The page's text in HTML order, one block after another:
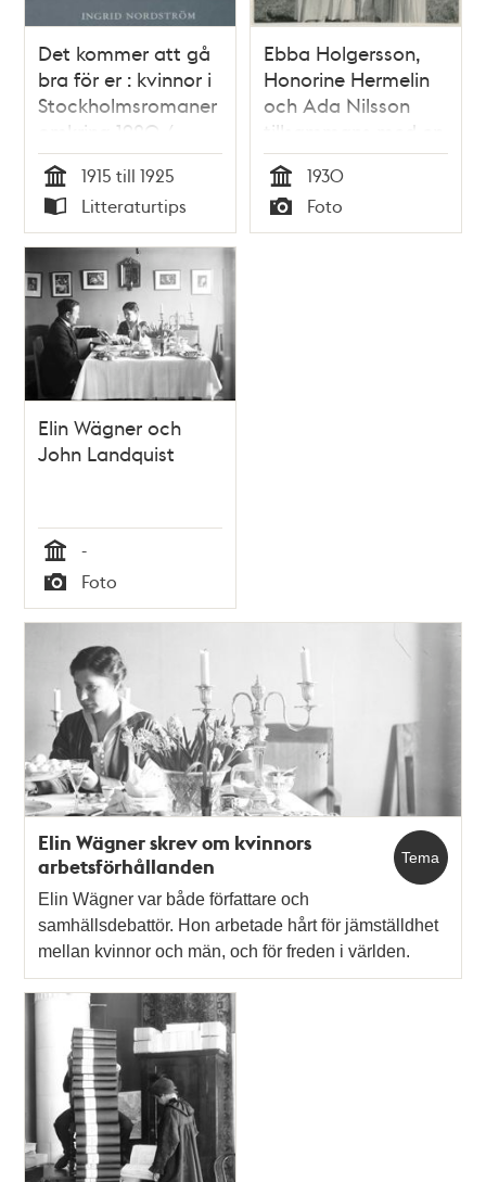
Det kommer att gå
bra för er : kvinnor i
Stockholmsromaner
omkring 1920 /
Ingrid Nordström
Tid
1915 till 1925
Typ
Litteraturtips
Ebba Holgersson,
Honorine Hermelin
och Ada Nilsson
tillsammans med en
okänd kvinna
Tid
1930
Typ
Foto
Elin Wägner och
John Landquist
Tid
-
Typ
Foto
Tema
Elin Wägner skrev om kvinnors
arbetsförhållanden
Elin Wägner var både författare och
samhällsdebattör. Hon arbetade hårt för jämställdhet
mellan kvinnor och män, och för freden i världen.